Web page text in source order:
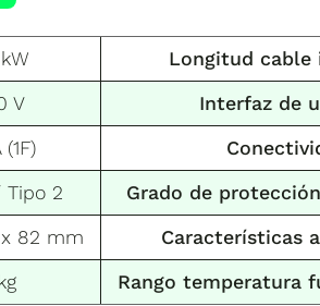
Longitud cable
V Interfaz de
(1F)
Tipo 2 Grado de protección
x 82 mm Características
Rango temperatura